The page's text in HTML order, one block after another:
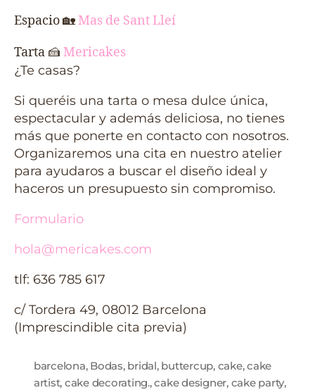
Espacio🏡Mas de Sant Lleí
Tarta 🍰 Mericakes
¿Te casas?
Si queréis una tarta o mesa dulce única,
espectacular y además deliciosa, no tienes
más que ponerte en contacto con nosotros.
Organizaremos una cita en nuestro atelier
para ayudaros a buscar el diseño ideal y
haceros un presupuesto sin compromiso.
Formulario
hola@mericakes.com
tlf: 636 785 617
c/ Tordera 49, 08012 Barcelona
(Imprescindible cita previa)
barcelona, Bodas, bridal, buttercup, cake,cake
artist, cake decorating.,cake designer, cake party,